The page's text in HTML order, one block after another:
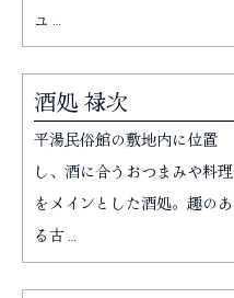
ュ…
酒処 禄次
平湯民俗館の敷地内に位置
し、酒に合うおつまみや料理
をメインとした酒処。趣のあ
る古…